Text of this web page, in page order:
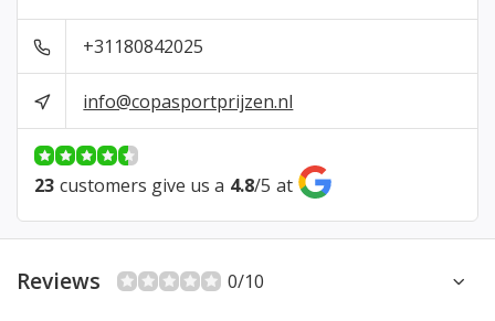
+31180842025
info@copasportprijzen.nl
23 customers give us a 4.8/5 at
Reviews 0/10